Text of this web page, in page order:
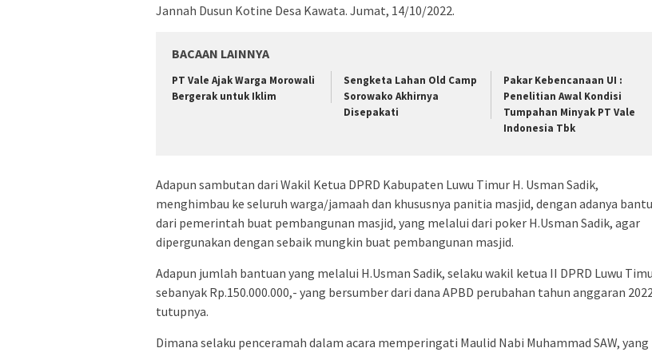
Jannah Dusun Kotine Desa Kawata. Jumat, 14/10/2022.
BACAAN LAINNYA
PT Vale Ajak Warga Morowali
Bergerak untuk Iklim
Sengketa Lahan Old Camp
Sorowako Akhirnya
Disepakati
Pakar Kebencanaan UI :
Penelitian Awal Kondisi
Tumpahan Minyak PT Vale
Indonesia Tbk
Adapun sambutan dari Wakil Ketua DPRD Kabupaten Luwu Timur H. Usman Sadik,
menghimbau ke seluruh warga/jamaah dan khususnya panitia masjid, dengan adanya
dari pemerintah buat pembangunan masjid, yang melalui dari poker H.Usman Sadik, agar
dipergunakan dengan sebaik mungkin buat pembangunan masjid.
Adapun jumlah bantuan yang melalui H.Usman Sadik, selaku wakil ketua II DPRD Luwu
sebanyak Rp.150.000.000,- yang bersumber dari dana APBD perubahan tahun anggaran
tutupnya.
Dimana selaku penceramah dalam acara memperingati Maulid Nabi Muhammad SAW, yang